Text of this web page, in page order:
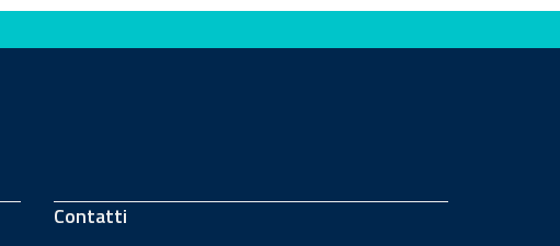
Contatti